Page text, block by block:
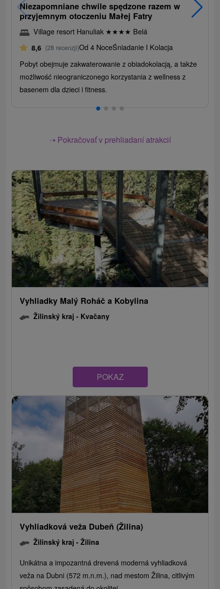
Niezapomniane chwile spędzone razem w
przyjemnym otoczeniu Małej Fatry
Village resort Hanuliak ★★★★ Belá
8,6 (28 recenzji)Od 4 NoceŚniadanie I Kolacja
Pobyt obejmuje zakwaterowanie z obiadokolacją, a także
możliwość nieograniczonego korzystania z wellness z
basenem dla dzieci i fitness.
➝ Pokračovať v prehliadaní atrakcií
Vyhliadky Malý Roháč a Kobylina
Žilinský kraj - Kvačany
POKAZ
Vyhliadková veža Dubeň (Žilina)
Žilinský kraj -Žilina
Unikátna a impozantná drevená moderná vyhliadková
veža na Dubni (572 m.n.m.), nad mestom Žilina, citlivým